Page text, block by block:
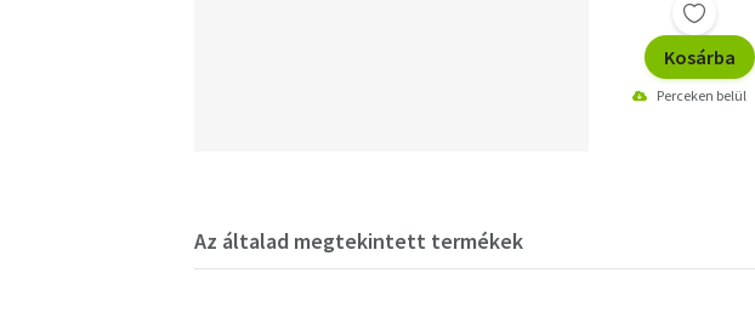
Kosárba
Perceken belül
Az általad megtekintett termékek